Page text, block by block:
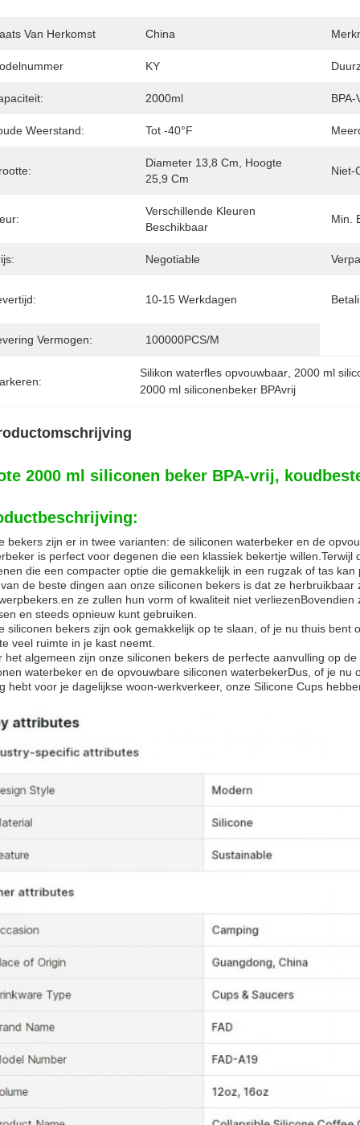
Van Herkomst China
KY
2000ml BPA-
Weerstand: Tot -40°F
Diameter 13,8 Cm, Hoogte
25,9 Cm
Niet-
Verschillende Kleuren
Beschikbaar
Min.
Negotiable
10-15 Werkdagen
Vermogen: 100000PCS/M
Silikon waterfles opvouwbaar 2000 ml
2000 ml siliconenbeker BPAvrij
2000 ml siliconen beker BPA-vrij,
bekers zijn er in twee varianten: de siliconen waterbeker en de
is perfect voor degenen die een klassiek bekertje
die een compacter optie die gemakkelijk in een rugzak of tas kan
de beste dingen aan onze siliconen bekers is dat ze
ze zullen hun vorm of kwaliteit niet
en steeds opnieuw kunt gebruiken.
siliconen bekers zijn ook gemakkelijk op te slaan, of je nu thuis
veel ruimte in je kast neemt.
het algemeen zijn onze siliconen bekers de perfecte aanvulling op
waterbeker en de opvouwbare siliconen waterbekerDus, of je
hebt voor je dagelijkse woon-werkverkeer, onze Silicone Cups